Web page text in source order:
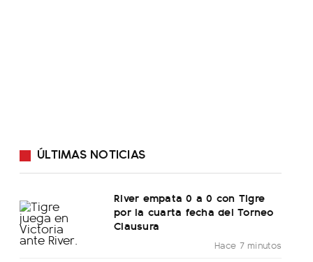
ÚLTIMAS NOTICIAS
River empata 0 a 0 con Tigre
por la cuarta fecha del Torneo
Clausura
Hace 7 minutos